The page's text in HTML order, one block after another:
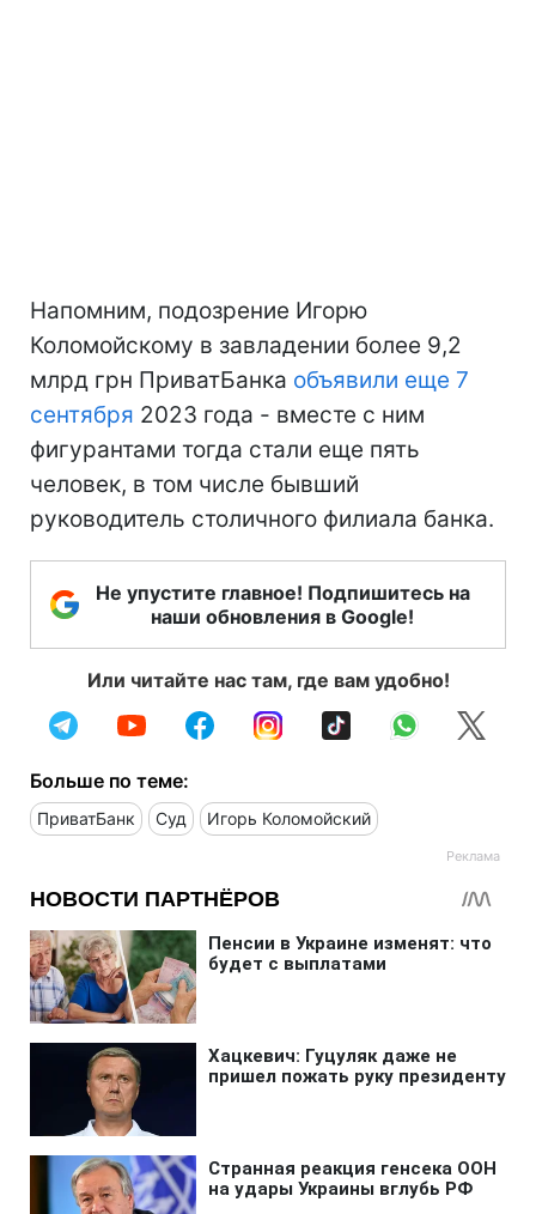
Напомним, подозрение Игорю
Коломойскому в завладении более 9,2
млрд грн ПриватБанка объявили еще 7
сентября 2023 года - вместе с ним
фигурантами тогда стали еще пять
человек, в том числе бывший
руководитель столичного филиала банка.
Не упустите главное! Подпишитесь на
наши обновления в Google!
Или читайте нас там, где вам удобно!
Больше по теме:
ПриватБанк Суд Игорь Коломойский